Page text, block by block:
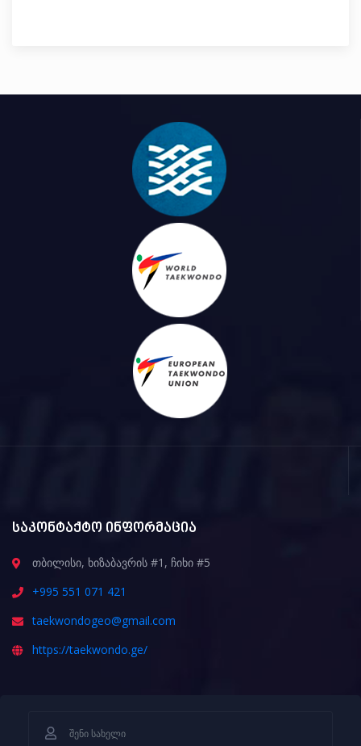
საკონტაქტო ინფორმაცია
თბილისი, ხიზაბავრის #1, ჩიხი #5
+995 551 071 421
taekwondogeo@gmail.com
https://taekwondo.ge/